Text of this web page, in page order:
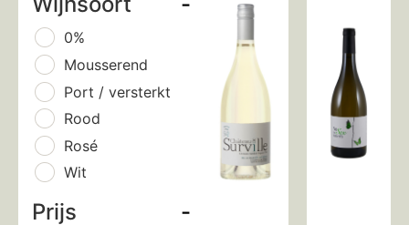
0%
Mousserend
Port / versterkt
Rood
Rosé
Wit
Prijs -